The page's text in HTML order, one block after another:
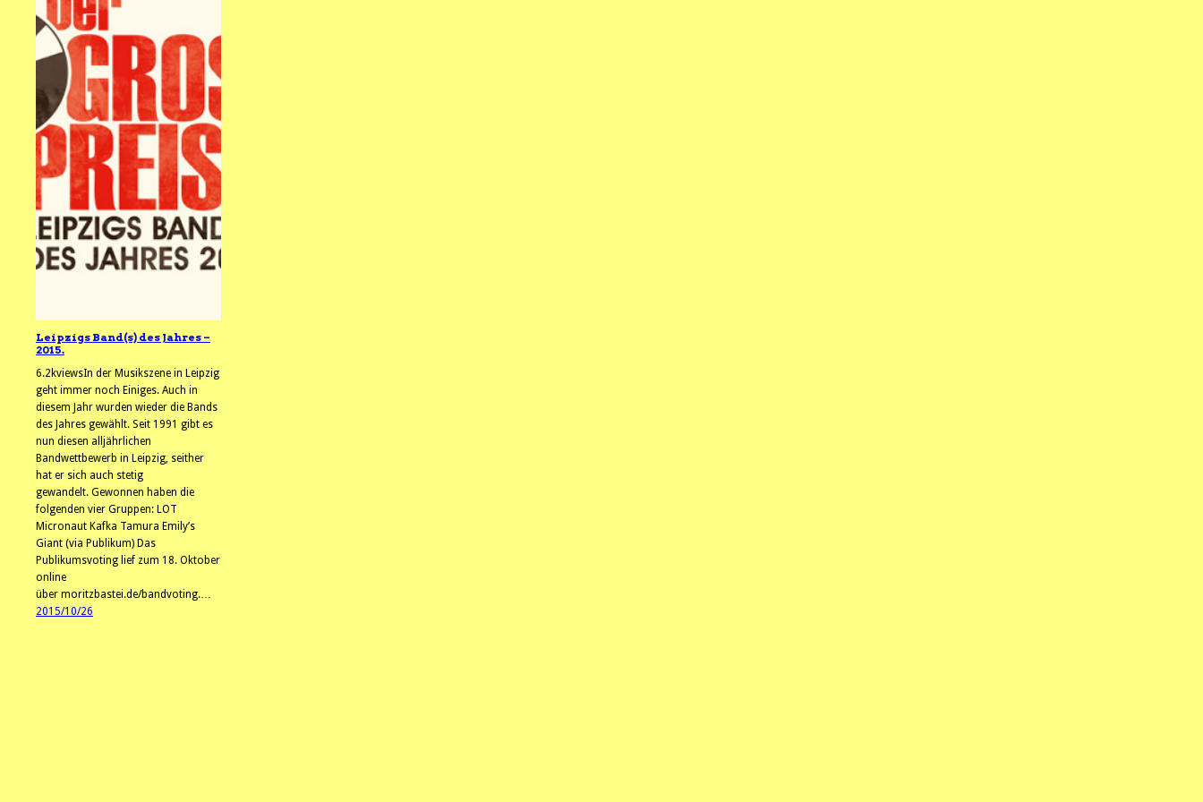
Leipzigs Band(s) des Jahres –
2015.
6.2kviewsIn der Musikszene in Leipzig
geht immer noch Einiges. Auch in
diesem Jahr wurden wieder die Bands
des Jahres gewählt. Seit 1991 gibt es
nun diesen alljährlichen
Bandwettbewerb in Leipzig, seither
hat er sich auch stetig
gewandelt. Gewonnen haben die
folgenden vier Gruppen: LOT
Micronaut Kafka Tamura Emily’s
Giant (via Publikum) Das
Publikumsvoting lief zum 18. Oktober
online
über moritzbastei.de/bandvoting.…
2015/10/26